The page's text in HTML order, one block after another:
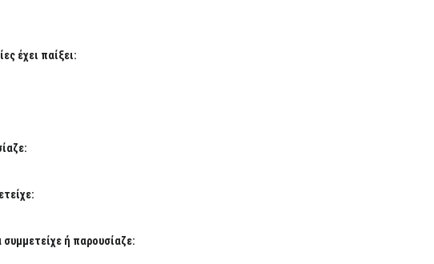
έχει παίξει:
ή παρουσίαζε: